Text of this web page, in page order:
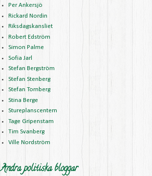
Per Ankersjö
Rickard Nordin
Riksdagskansliet
Robert Edström
Simon Palme
Sofia Jarl
Stefan Bergström
Stefan Stenberg
Stefan Tornberg
Stina Berge
Stureplanscentern
Tage Gripenstam
Tim Svanberg
Ville Nordström
Andra politiska bloggar